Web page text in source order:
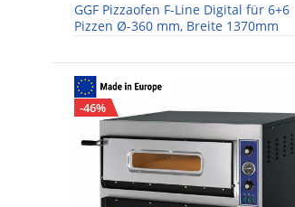
GGF Pizzaofen F-Line Digital für 6+6
Pizzen Ø-360 mm, Breite 1370mm
-46%